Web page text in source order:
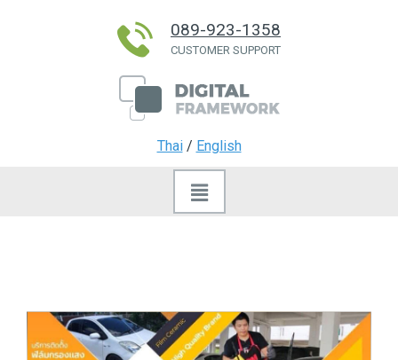
089-923-1358
CUSTOMER SUPPORT
Thai/ English